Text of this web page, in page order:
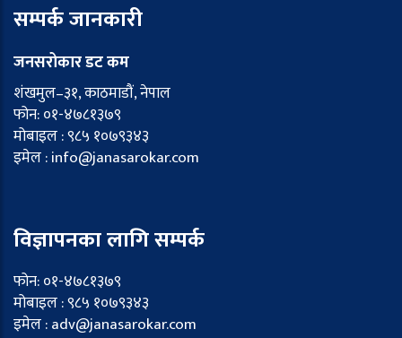
सम्पर्क जानकारी
जनसरोकार डट कम
शंखमुल–३१, काठमाडौं, नेपाल
फोन: ०१-४७८१३७९
मोबाइल : ९८५ १०७९३४३
इमेल : info@janasarokar.com
विज्ञापनका लागि सम्पर्क
फोन: ०१-४७८१३७९
मोबाइल : ९८५ १०७९३४३
इमेल : adv@janasarokar.com